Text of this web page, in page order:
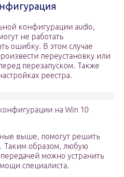
конфигурации audio,
не работать
ошибку. В этом случае
переустановку или
перезапуском. Также
реестра.
на Win 10
выше, помогут решить
Таким образом, любую
можно устранить
специалиста.